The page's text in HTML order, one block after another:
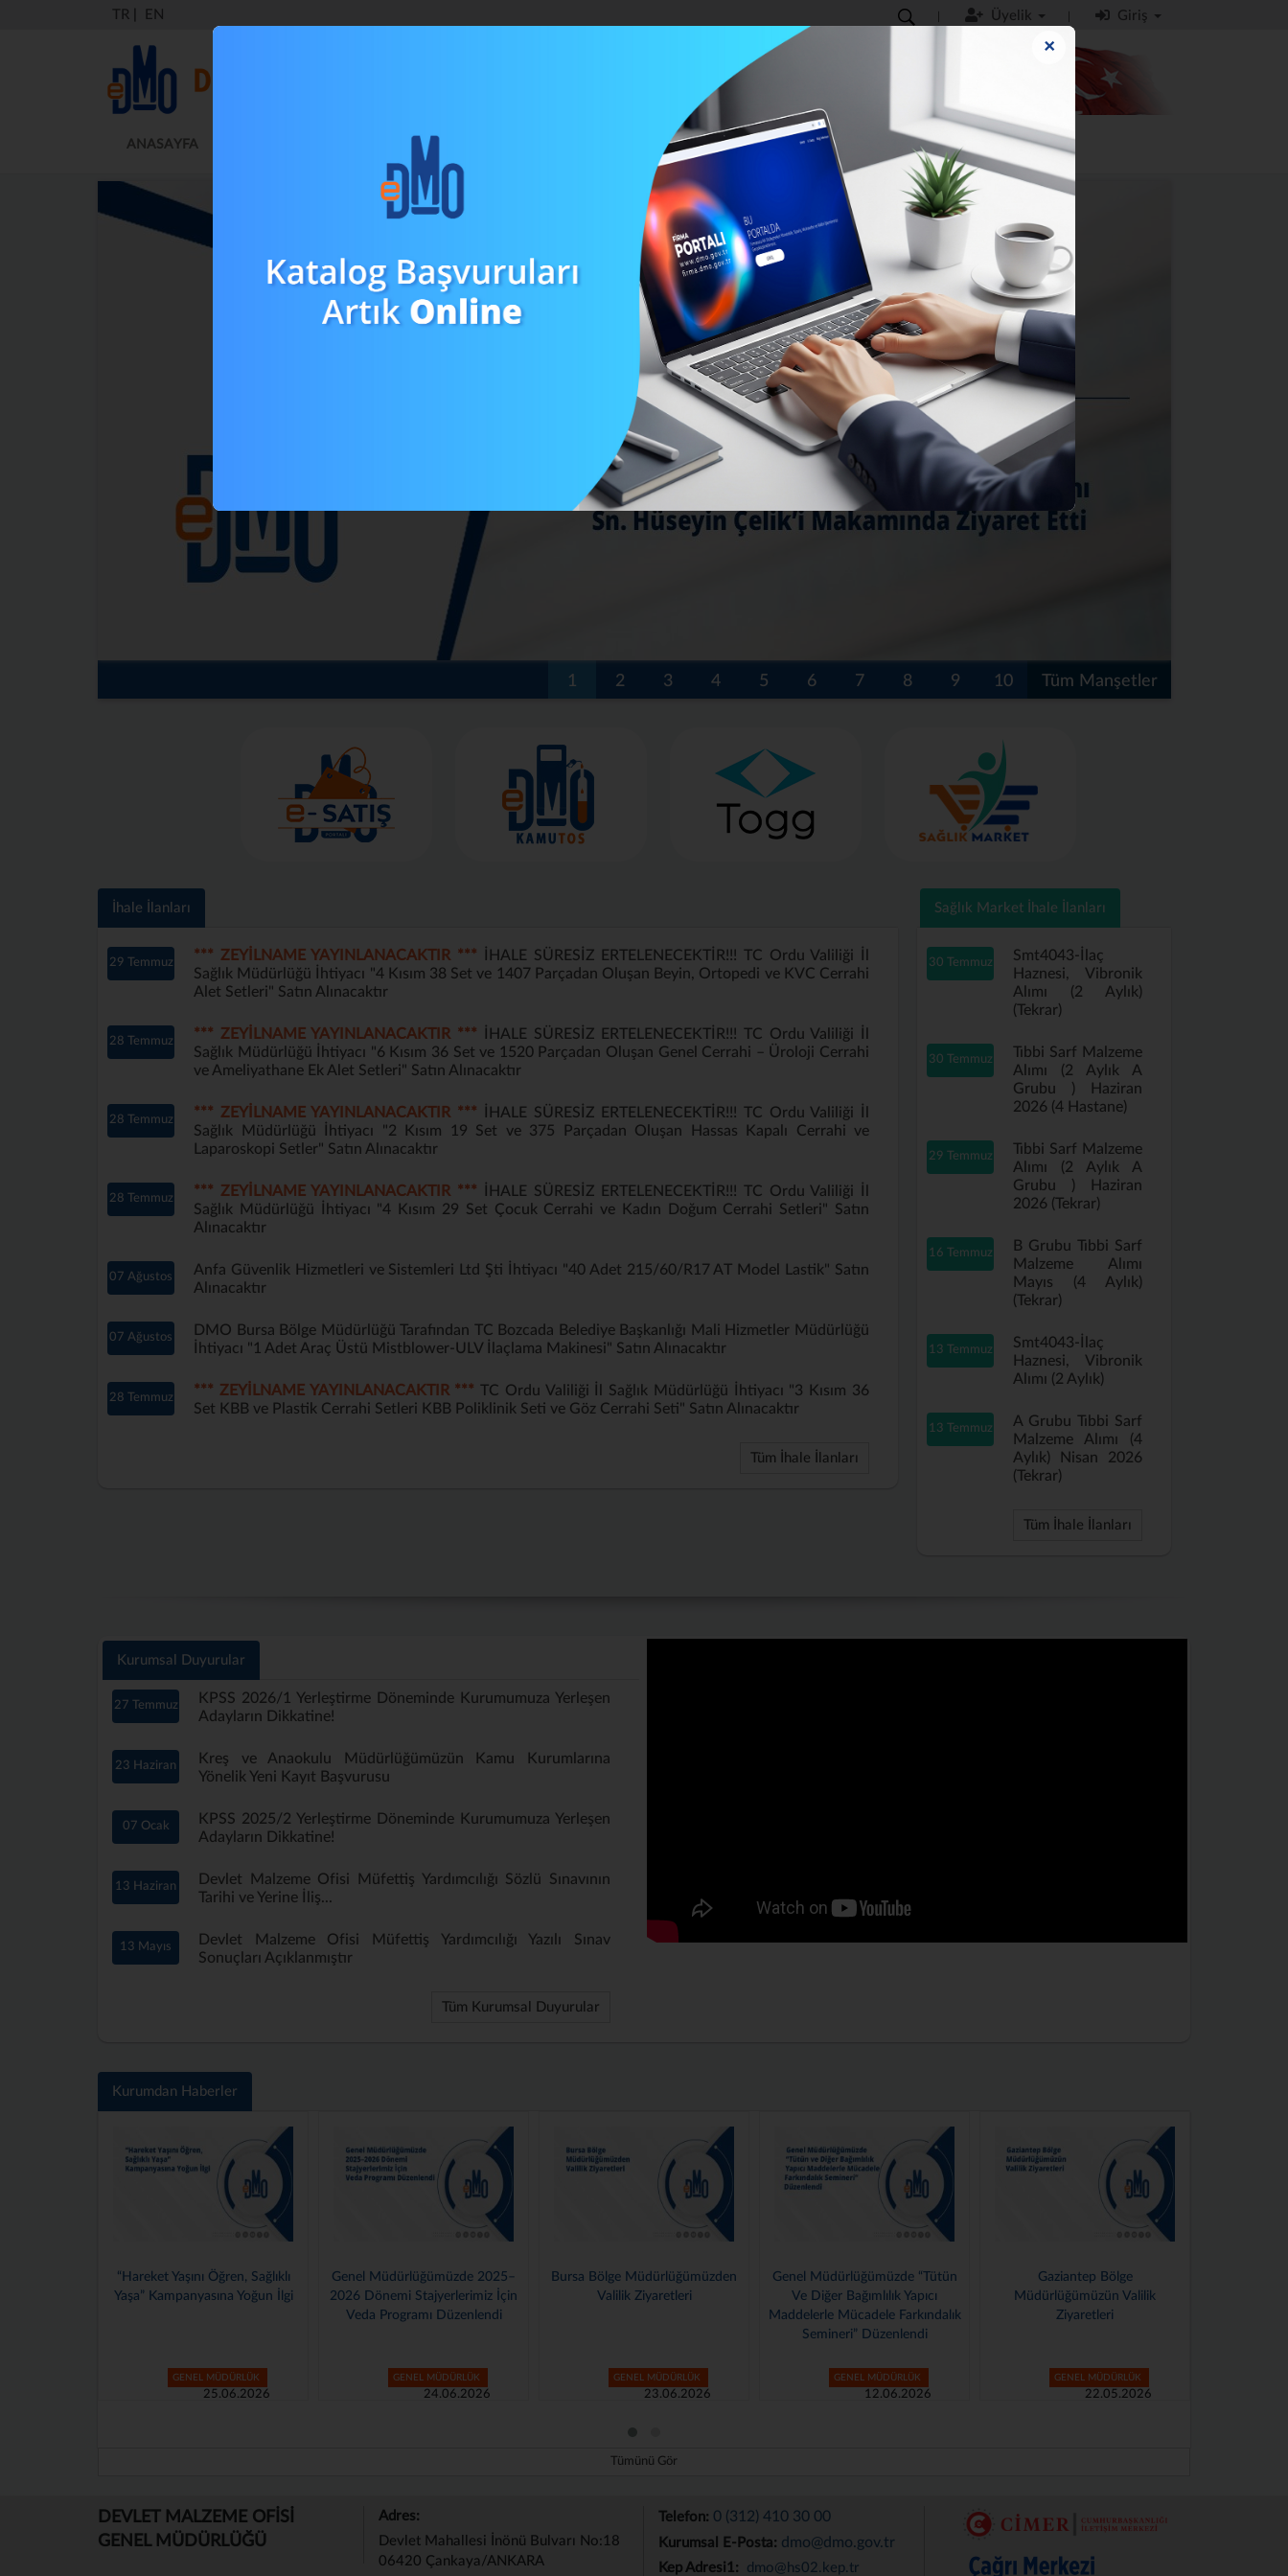
TR EN Üyelik Giriş
ANASAYFA BİLGİ MERKEZİ İSTATİSTİKLER BASINDA DMO İLETİŞİM KILAVUZLAR
1 2 3 4 5 6 7 8 9 10 Tüm Manşetler
İhale İlanları
29 Temmuz *** ZEYİLNAME YAYINLANACAKTIR ***
İHALE SÜRESİZ ERTELENECEKTİR!!! TC Ordu Valiliği İl
Sağlık Müdürlüğü İhtiyacı "4 Kısım 38 Set ve 1407 Parçadan Oluşan Beyin, Ortopedi ve KVC Cerrahi
Alet Setleri" Satın Alınacaktır
28 Temmuz *** ZEYİLNAME YAYINLANACAKTIR ***
İHALE SÜRESİZ ERTELENECEKTİR!!! TC Ordu Valiliği İl
Sağlık Müdürlüğü İhtiyacı "6 Kısım 36 Set ve 1520 Parçadan Oluşan Genel Cerrahi – Üroloji Cerrahi
ve Ameliyathane Ek Alet Setleri" Satın Alınacaktır
28 Temmuz *** ZEYİLNAME YAYINLANACAKTIR ***
İHALE SÜRESİZ ERTELENECEKTİR!!! TC Ordu Valiliği İl
Sağlık Müdürlüğü İhtiyacı "2 Kısım 19 Set ve 375 Parçadan Oluşan Hassas Kapalı Cerrahi ve
Laparoskopi Setler" Satın Alınacaktır
28 Temmuz *** ZEYİLNAME YAYINLANACAKTIR ***
İHALE SÜRESİZ ERTELENECEKTİR!!! TC Ordu Valiliği İl
Sağlık Müdürlüğü İhtiyacı "4 Kısım 29 Set Çocuk Cerrahi ve Kadın Doğum Cerrahi Setleri" Satın
Alınacaktır
07 Ağustos
Anfa Güvenlik Hizmetleri ve Sistemleri Ltd Şti İhtiyacı "40 Adet 215/60/R17 AT Model Lastik" Satın
Alınacaktır
07 Ağustos
DMO Bursa Bölge Müdürlüğü Tarafından TC Bozcada Belediye Başkanlığı Mali Hizmetler Müdürlüğü
İhtiyacı "1 Adet Araç Üstü Mistblower-ULV İlaçlama Makinesi" Satın Alınacaktır
28 Temmuz *** ZEYİLNAME YAYINLANACAKTIR ***TC Ordu Valiliği İl Sağlık Müdürlüğü İhtiyacı "3 Kısım 36
Set KBB ve Plastik Cerrahi Setleri KBB Poliklinik Seti ve Göz Cerrahi Seti" Satın Alınacaktır
Tüm İhale İlanları
Sağlık Market İhale İlanları
30 Temmuz
Smt4043-İlaç
Haznesi, Vibronik
Alımı (2 Aylık)
(Tekrar)
30 Temmuz
Tıbbi Sarf Malzeme
Alımı (2 Aylık A
Grubu ) Haziran
2026 (4 Hastane)
29 Temmuz
Tıbbi Sarf Malzeme
Alımı (2 Aylık A
Grubu ) Haziran
2026 (Tekrar)
16 Temmuz
B Grubu Tıbbi Sarf
Malzeme Alımı
Mayıs (4 Aylık)
(Tekrar)
13 Temmuz
Smt4043-İlaç
Haznesi, Vibronik
Alımı (2 Aylık)
13 Temmuz
A Grubu Tıbbi Sarf
Malzeme Alımı (4
Aylık) Nisan 2026
(Tekrar)
Tüm İhale İlanları
Kurumsal Duyurular
27 Temmuz
KPSS 2026/1 Yerleştirme Döneminde Kurumumuza Yerleşen
Adayların Dikkatine!
23 Haziran
Kreş ve Anaokulu Müdürlüğümüzün Kamu Kurumlarına
Yönelik Yeni Kayıt Başvurusu
07 Ocak
KPSS 2025/2 Yerleştirme Döneminde Kurumumuza Yerleşen
Adayların Dikkatine!
13 Haziran
Devlet Malzeme Ofisi Müfettiş Yardımcılığı Sözlü Sınavının
Tarihi ve Yerine İliş...
13 Mayıs
Devlet Malzeme Ofisi Müfettiş Yardımcılığı Yazılı Sınav
Sonuçları Açıklanmıştır
Tüm Kurumsal Duyurular
Kurumdan Haberler
Yaşını Öğren, Sağlıklı
Yoğun İlgi
Genel Müdürlüğümüzde 2025–
2026 Dönemi Stajyerlerimiz İçin
Veda Programı Düzenlendi
GENEL MÜDÜRLÜK
Bursa Bölge Müdürlüğümüzden
Valilik Ziyaretleri
GENEL MÜDÜRLÜK
Genel Müdürlüğümüzde “Tütün
Ve Diğer Bağımlılık Yapıcı
Maddelerle Mücadele Farkındalık
GENEL MÜDÜRLÜK
Gaziantep Bölge
Müdürlüğümüzün Valilik
Ziyaretleri
GENEL MÜDÜRLÜK
10 Mayıs Sağlık İçin Hareket Et
Günü Etkinliği Düzenlendi
GENEL MÜDÜRLÜK
Tümünü Gör
×
DEVLET MALZEME OFİSİ
GENEL MÜDÜRLÜĞÜ
Adres:
Devlet Mahallesi İnönü Bulvarı No:18
06420 Çankaya/ANKARA
Telefon: 0 (312) 410 30 00
Kurumsal E-Posta: dmo@dmo.gov.tr
Kep Adresi1: dmo@hs02.kep.tr